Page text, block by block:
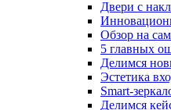
Двери с
Обзор на
5 главных
Делимся
Эстетика
Smart-
Делимся